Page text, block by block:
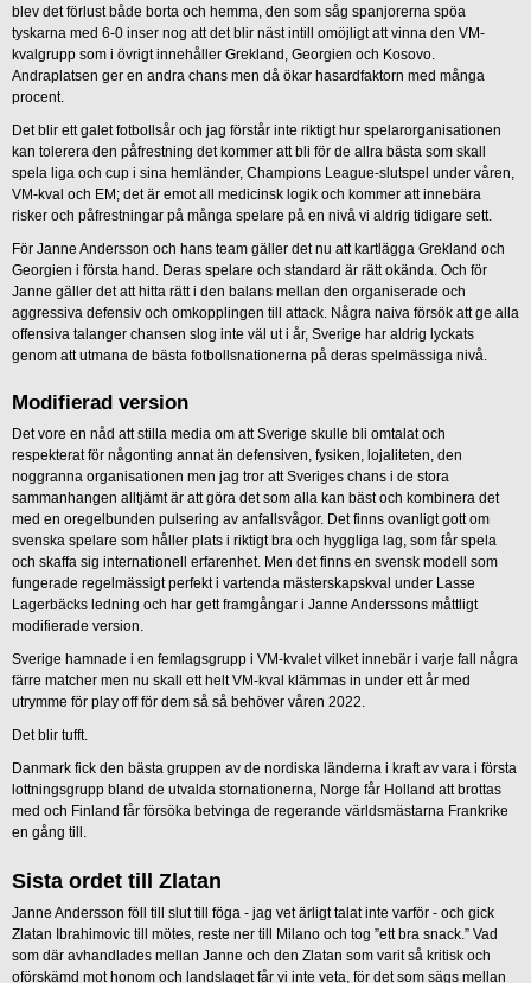
blev det förlust både borta och hemma, den som såg spanjorerna spöa
tyskarna med 6-0 inser nog att det blir näst intill omöjligt att vinna den VM-
kvalgrupp som i övrigt innehåller Grekland, Georgien och Kosovo.
Andraplatsen ger en andra chans men då ökar hasardfaktorn med många
procent.
Det blir ett galet fotbollsår och jag förstår inte riktigt hur spelarorganisationen
kan tolerera den påfrestning det kommer att bli för de allra bästa som skall
spela liga och cup i sina hemländer, Champions League-slutspel under våren,
VM-kval och EM; det är emot all medicinsk logik och kommer att innebära
risker och påfrestningar på många spelare på en nivå vi aldrig tidigare sett.
För Janne Andersson och hans team gäller det nu att kartlägga Grekland och
Georgien i första hand. Deras spelare och standard är rätt okända. Och för
Janne gäller det att hitta rätt i den balans mellan den organiserade och
aggressiva defensiv och omkopplingen till attack. Några naiva försök att ge alla
offensiva talanger chansen slog inte väl ut i år, Sverige har aldrig lyckats
genom att utmana de bästa fotbollsnationerna på deras spelmässiga nivå.
Modifierad version
Det vore en nåd att stilla media om att Sverige skulle bli omtalat och
respekterat för någonting annat än defensiven, fysiken, lojaliteten, den
noggranna organisationen men jag tror att Sveriges chans i de stora
sammanhangen alltjämt är att göra det som alla kan bäst och kombinera det
med en oregelbunden pulsering av anfallsvågor. Det finns ovanligt gott om
svenska spelare som håller plats i riktigt bra och hyggliga lag, som får spela
och skaffa sig internationell erfarenhet. Men det finns en svensk modell som
fungerade regelmässigt perfekt i vartenda mästerskapskval under Lasse
Lagerbäcks ledning och har gett framgångar i Janne Anderssons måttligt
modifierade version.
Sverige hamnade i en femlagsgrupp i VM-kvalet vilket innebär i varje fall några
färre matcher men nu skall ett helt VM-kval klämmas in under ett år med
utrymme för play off för dem så så behöver våren 2022.
Det blir tufft.
Danmark fick den bästa gruppen av de nordiska länderna i kraft av vara i första
lottningsgrupp bland de utvalda stornationerna, Norge får Holland att brottas
med och Finland får försöka betvinga de regerande världsmästarna Frankrike
en gång till.
Sista ordet till Zlatan
Janne Andersson föll till slut till föga - jag vet ärligt talat inte varför - och gick
Zlatan Ibrahimovic till mötes, reste ner till Milano och tog ”ett bra snack.” Vad
som där avhandlades mellan Janne och den Zlatan som varit så kritisk och
oförskämd mot honom och landslaget får vi inte veta, för det som sägs mellan